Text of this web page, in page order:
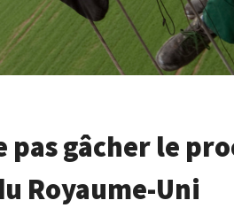
pas gâcher le
Royaume-Uni